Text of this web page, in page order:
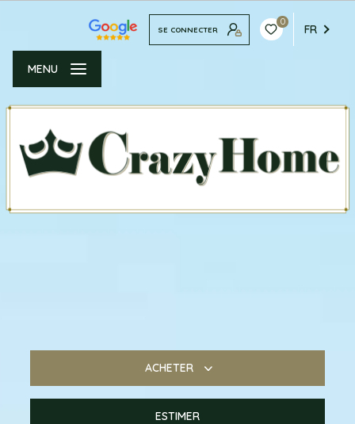
SE CONNECTER
0
FR
MENU
ACHETER
ESTIMER